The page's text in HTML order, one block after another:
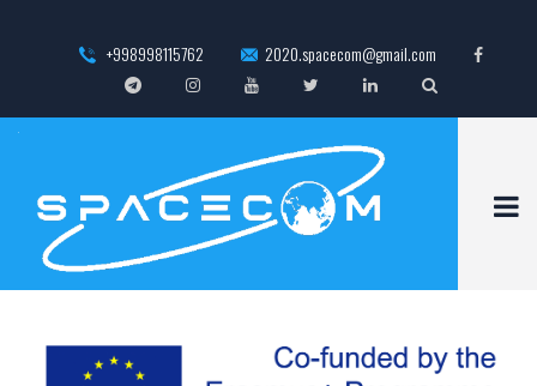
+998998115762 2020.spacecom@gmail.com